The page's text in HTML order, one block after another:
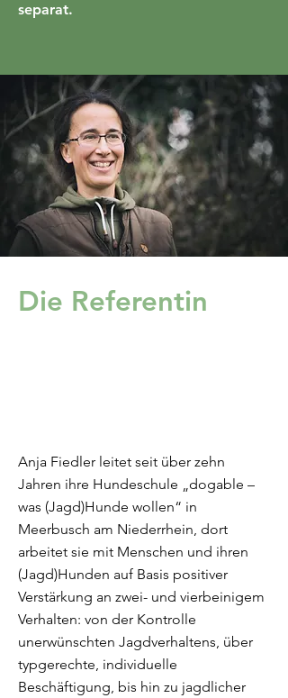
separat.
Die Referentin
Anja Fiedler leitet seit über zehn
Jahren ihre Hundeschule „dogable –
was (Jagd)Hunde wollen“ in
Meerbusch am Niederrhein, dort
arbeitet sie mit Menschen und ihren
(Jagd)Hunden auf Basis positiver
Verstärkung an zwei- und vierbeinigem
Verhalten: von der Kontrolle
unerwünschten Jagdverhaltens, über
typgerechte, individuelle
Beschäftigung, bis hin zu jagdlicher